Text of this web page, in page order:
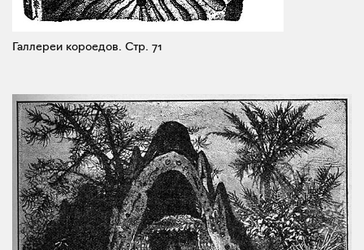
Галлереи короедов. Стр. 71